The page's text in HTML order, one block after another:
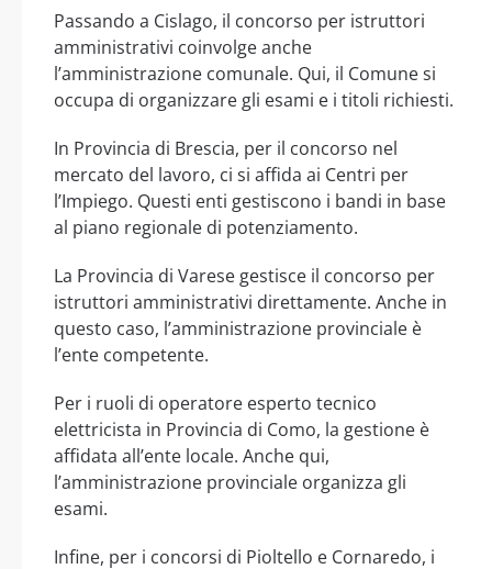
Passando a Cislago, il concorso per istruttori
amministrativi coinvolge anche
l’amministrazione comunale. Qui, il Comune si
occupa di organizzare gli esami e i titoli richiesti.
In Provincia di Brescia, per il concorso nel
mercato del lavoro, ci si affida ai Centri per
l’Impiego. Questi enti gestiscono i bandi in base
al piano regionale di potenziamento.
La Provincia di Varese gestisce il concorso per
istruttori amministrativi direttamente. Anche in
questo caso, l’amministrazione provinciale è
l’ente competente.
Per i ruoli di operatore esperto tecnico
elettricista in Provincia di Como, la gestione è
affidata all’ente locale. Anche qui,
l’amministrazione provinciale organizza gli
esami.
Infine, per i concorsi di Pioltello e Cornaredo, i